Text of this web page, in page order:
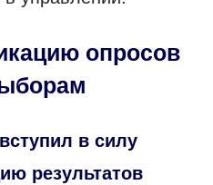
опросов
в силу
результатов